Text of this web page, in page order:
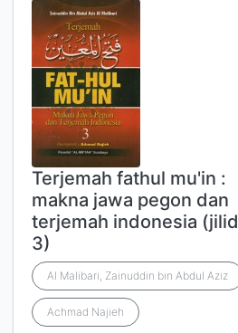
Terjemah fathul mu'in :
makna jawa pegon dan
terjemah indonesia (jilid
3)
Al Malibari, Zainuddin bin Abdul Aziz
Achmad Najieh